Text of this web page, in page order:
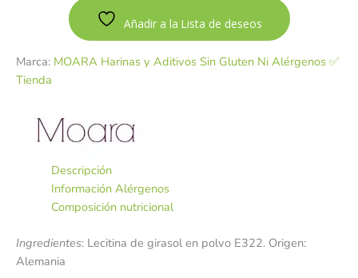
Añadir a la Lista de deseos
Marca: MOARA Harinas y Aditivos Sin Gluten Ni Alérgenos ✅
Tienda
Descripción
Información Alérgenos
Composición nutricional
Ingredientes: Lecitina de girasol en polvo E322. Origen:
Alemania